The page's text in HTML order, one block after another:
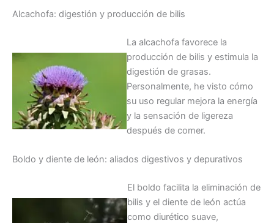
Alcachofa: digestión y producción de bilis
La alcachofa favorece la
producción de bilis y estimula la
digestión de grasas.
Personalmente, he visto cómo
su uso regular mejora la energía
y la sensación de ligereza
después de comer.
Boldo y diente de león: aliados digestivos y depurativos
El boldo facilita la eliminación de
bilis y el diente de león actúa
como diurético suave,